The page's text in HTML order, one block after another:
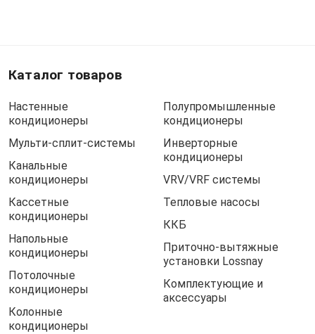
Каталог товаров
Настенные
кондиционеры
Мульти-сплит-системы
Канальные
кондиционеры
Кассетные
кондиционеры
Напольные
кондиционеры
Потолочные
кондиционеры
Колонные
кондиционеры
Полупромышленные
кондиционеры
Инверторные
кондиционеры
VRV/VRF системы
Тепловые насосы
ККБ
Приточно-вытяжные
установки Lossnay
Комплектующие и
аксессуары